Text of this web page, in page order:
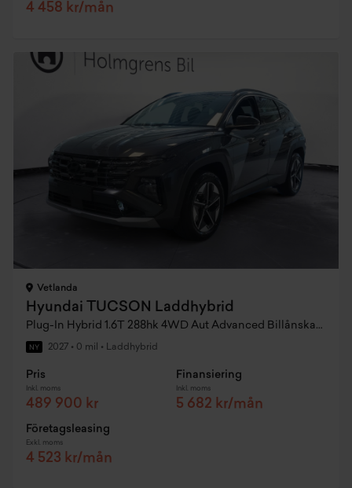
4 458 kr/mån
Vetlanda
Hyundai TUCSON Laddhybrid
Plug-In Hybrid 1.6T 288hk 4WD Aut Advanced Billånskampanj
NY 2027 • 0 mil • Laddhybrid
Pris
Inkl. moms
489 900 kr
Finansiering
Inkl. moms
5 682 kr/mån
Företagsleasing
Exkl. moms
4 523 kr/mån